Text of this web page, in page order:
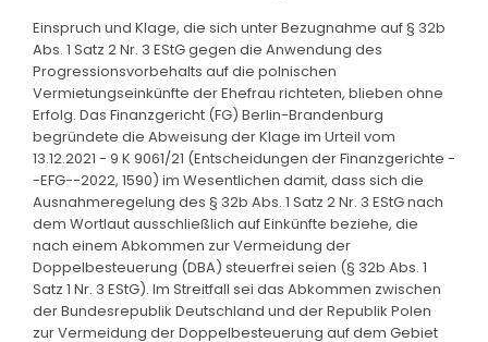
Einspruch und Klage, die sich unter Bezugnahme auf § 32b
Abs. 1 Satz 2 Nr. 3 EStG gegen die Anwendung des
Progressionsvorbehalts auf die polnischen
Vermietungseinkünfte der Ehefrau richteten, blieben ohne
Erfolg. Das Finanzgericht (FG) Berlin-Brandenburg
begründete die Abweisung der Klage im Urteil vom
13.12.2021 - 9 K 9061/21 (Entscheidungen der Finanzgerichte -
-EFG--2022, 1590) im Wesentlichen damit, dass sich die
Ausnahmeregelung des § 32b Abs. 1 Satz 2 Nr. 3 EStG nach
dem Wortlaut ausschließlich auf Einkünfte beziehe, die
nach einem Abkommen zur Vermeidung der
Doppelbesteuerung (DBA) steuerfrei seien (§ 32b Abs. 1
Satz 1 Nr. 3 EStG). Im Streitfall sei das Abkommen zwischen
der Bundesrepublik Deutschland und der Republik Polen
zur Vermeidung der Doppelbesteuerung auf dem Gebiet